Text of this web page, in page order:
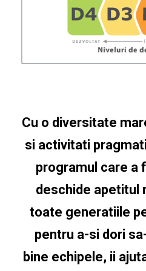
Cu o diversitate
si activitati
programul care a
deschide apetitul
toate generatiile
pentru a-si dori
bine echipele, ii